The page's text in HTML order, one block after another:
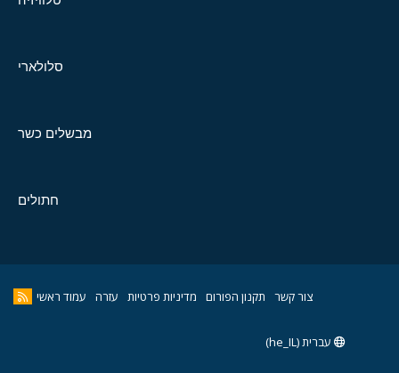
סלולארי
מבשלים כשר
חתולים
צור קשר תקנון הפורום מדיניות פרטיות עזרה עמוד ראשי
עברית (he_IL)